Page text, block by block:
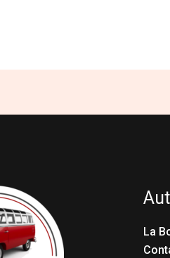
La